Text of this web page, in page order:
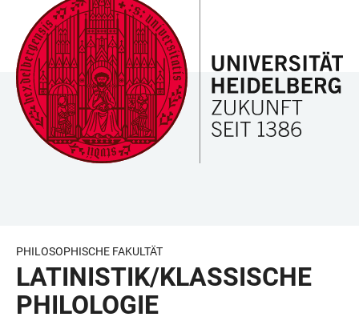
LINKS
ZUR
BARRIEREFREIHEIT
ZUM
HAUPTINHALT
HAUPTNAVIGATION
ÖFFNEN
WEBSEITENSUCHE
ÖFFNEN
PHILOSOPHISCHE FAKULTÄT
LATINISTIK/KLASSISCHE
PHILOLOGIE